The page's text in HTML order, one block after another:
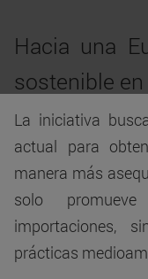
Hacia una
sostenible
La iniciativa
actual para
manera más
solo
importaciones,
prácticas